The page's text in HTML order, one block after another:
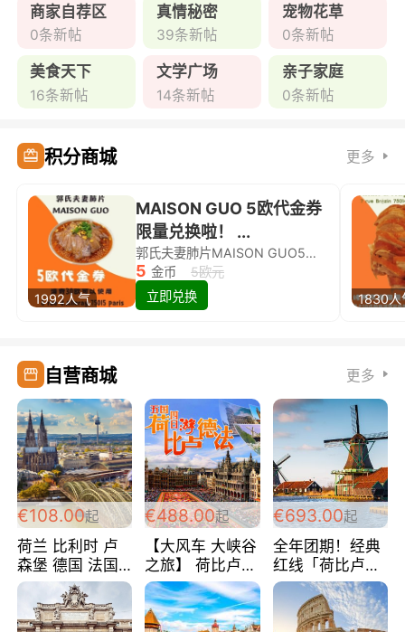
商家自荐区
0条新帖
真情秘密
39条新帖
宠物花草
0条新帖
美食天下
16条新帖
文学广场
14条新帖
亲子家庭
0条新帖
积分商城 更多
1992人气
MAISON GUO 5欧代金券
限量兑换啦！ ...
郭氏夫妻肺片MAISON GUO5欧代金券限量兑换啦！
5 金币
5欧元
立即兑换
1830人
自营商城 更多
€108.00起
荷兰 比利时 卢
森堡 德国 法国
超爽玩遍西欧 循
环线 全程四星宾
馆 108欧/人/天
€488.00起
【大风车 大峡谷
之旅】 荷比卢德
法 巴黎上下 经
典五国四日游
488欧/人
€693.00起
全年团期！经典
红线「荷比卢德
法」七天循环 五
国 仅售99欧/人/
天！巴黎上下！